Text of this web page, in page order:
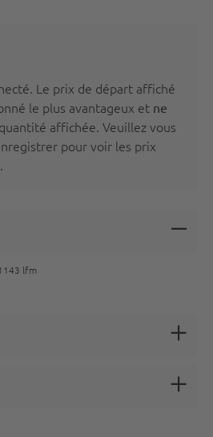
Le prix de départ affiché
le plus avantageux et ne
affichée. Veuillez vous
pour voir les prix
lfm